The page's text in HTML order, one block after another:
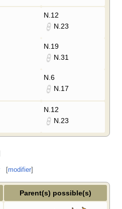
N.12
N.23
N.19
N.31
N.6
N.17
N.12
N.23
[modifier]
Parent(s) possible(s)